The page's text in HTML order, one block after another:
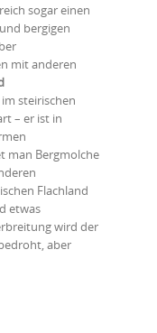
sogar einen
bergigen
mit anderen
steirischen
– er ist in
man Bergmolche
Flachland
etwas
wird der
aber